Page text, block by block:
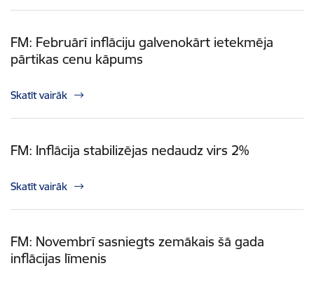
FM: Februārī inflāciju galvenokārt ietekmēja
pārtikas cenu kāpums
Skatīt vairāk
FM: Inflācija stabilizējas nedaudz virs 2%
Skatīt vairāk
FM: Novembrī sasniegts zemākais šā gada
inflācijas līmenis